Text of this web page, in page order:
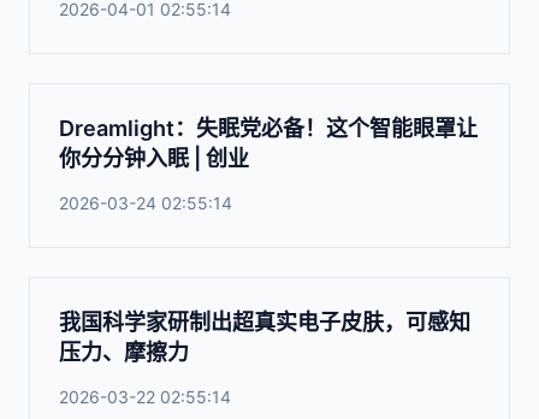
2026-04-01 02:55:14
Dreamlight：失眠党必备！这个智能眼罩让
你分分钟入眠 | 创业
2026-03-24 02:55:14
我国科学家研制出超真实电子皮肤，可感知
压力、摩擦力
2026-03-22 02:55:14